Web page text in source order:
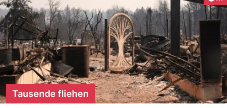
Tausende fliehen